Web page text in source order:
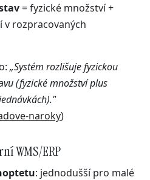
= fyzické množství +
v rozpracovaných
„Systém rozlišuje fyzickou
(fyzické množství plus
naroky)
WMS/ERP
: jednodušší pro malé